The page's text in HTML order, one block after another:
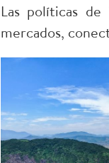
Las políticas
mercados,